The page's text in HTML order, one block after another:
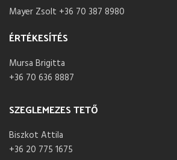
Mayer Zsolt +36 70 387 8980
ÉRTÉKESÍTÉS
Mursa Brigitta
+36 70 636 8887
SZEGLEMEZES TETŐ
Biszkot Attila
+36 20 775 1675